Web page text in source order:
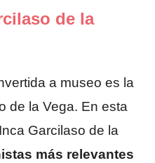
de la
a museo es la
de la Vega. En esta
Garcilaso de la
más relevantes